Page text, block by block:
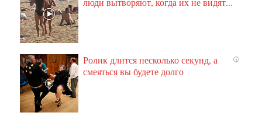
i
Ролик длится несколько секунд, а
смеяться вы будете долго